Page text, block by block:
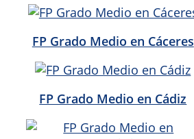
FP Grado Medio en Cáceres
FP Grado Medio en Cádiz